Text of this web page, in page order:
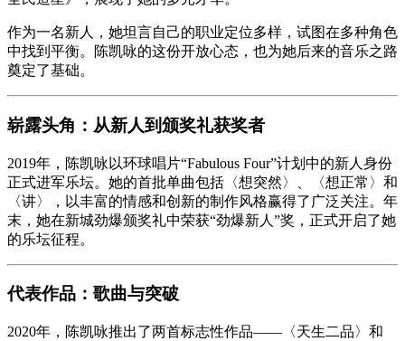
作为一名新人，她坦言自己的职业定位多样，试图在多种角色
中找到平衡。陈凯咏的这份开放心态，也为她后来的音乐之路
奠定了基础。
崭露头角：从新人到颁奖礼获奖者
2019年，陈凯咏以环球唱片“Fabulous Four”计划中的新人身份
正式进军乐坛。她的首批单曲包括〈想突然〉、〈想正常〉和
〈讲〉，以丰富的情感和创新的制作风格赢得了广泛关注。年
末，她在新城劲爆颁奖礼中荣获“劲爆新人”奖，正式开启了她
的乐坛征程。
代表作品：歌曲与突破
2020年，陈凯咏推出了两首标志性作品——〈天生二品〉和